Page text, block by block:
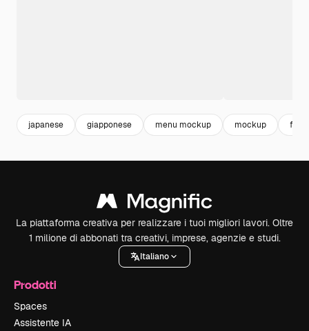
japanese giapponese menu mockup mockup food
La piattaforma creativa per realizzare i tuoi migliori lavori. Oltre
1 milione di abbonati tra creativi, imprese, agenzie e studi.
Italiano
Prodotti
Spaces
Assistente IA